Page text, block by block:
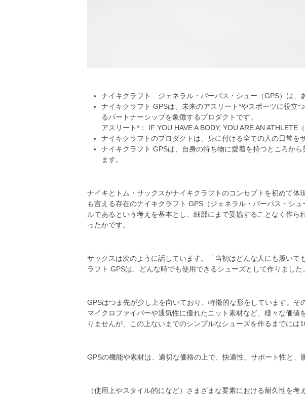
ナイキクラフト ジェネラル・パーパス・シュー（GPS）は、
ナイキクラフト GPSは、未来のアスリート*やスポーツに役立
るパートナーシップを象徴するプロダクトです。
アスリート*： IF YOU HAVE A BODY, YOU ARE AN
ナイキクラフトのプロダクトは、身に付ける全ての人の日常を
ナイキクラフト GPSは、自身の持ち物に愛着を持つところか
ます。
ナイキとトム・サックスがナイキクラフトのコンセプトを初めて
も言える存在のナイキクラフト GPS（ジェネラル・パーパス・シ
ルであるという考えを基本とし、細部にまで妥協することなく作
ったかです。
サックスは次のように話しています。「当初はどんな人にも履い
ラフト GPSは、どんな時でも使用できるシューズとして作りまし
GPSはつま先が少し上を向いており、特徴的な形をしています。
マイクロファイバーや通気性に優れたニット素材など、様々な価
りませんが、この上ないまでのシンプルなシューズを作るまでには
GPSの機能や素材は、適切な価格の上で、快適性、サポート性と、
（使用上やスタイル的になど）さまざまな要素における耐久性を